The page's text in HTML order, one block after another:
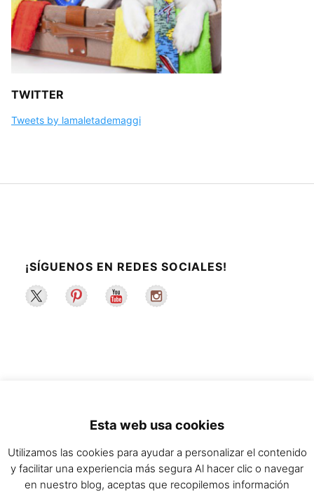
TWITTER
Tweets by lamaletademaggi
¡SÍGUENOS EN REDES SOCIALES!
2022 ©La Maleta de Maggie | Recetas de
Esta web usa cookies
Utilizamos las cookies para ayudar a personalizar el contenido
y facilitar una experiencia más segura Al hacer clic o navegar
en nuestro blog, aceptas que recopilemos información